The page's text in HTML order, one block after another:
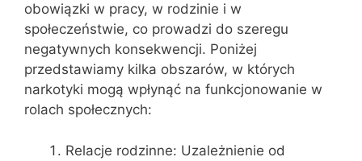
obowiązki w pracy, w rodzinie i w
społeczeństwie, co prowadzi do szeregu
negatywnych konsekwencji. Poniżej
przedstawiamy kilka obszarów, w których
narkotyki mogą wpłynąć na funkcjonowanie w
rolach społecznych:
Relacje rodzinne: Uzależnienie od